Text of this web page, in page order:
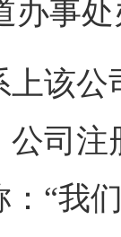
办事
上该
司
“我